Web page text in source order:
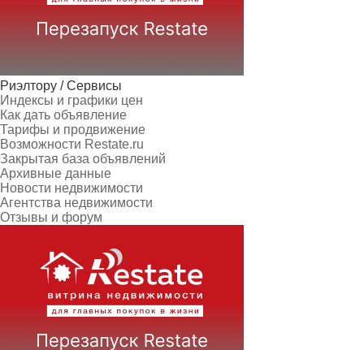
Риэлтору / Сервисы
Индексы и графики цен
Как дать объявление
Тарифы и продвижение
Возможности Restate.ru
Закрытая база объявлений
Архивные данные
Новости недвижимости
Агентства недвижимости
Отзывы и форум